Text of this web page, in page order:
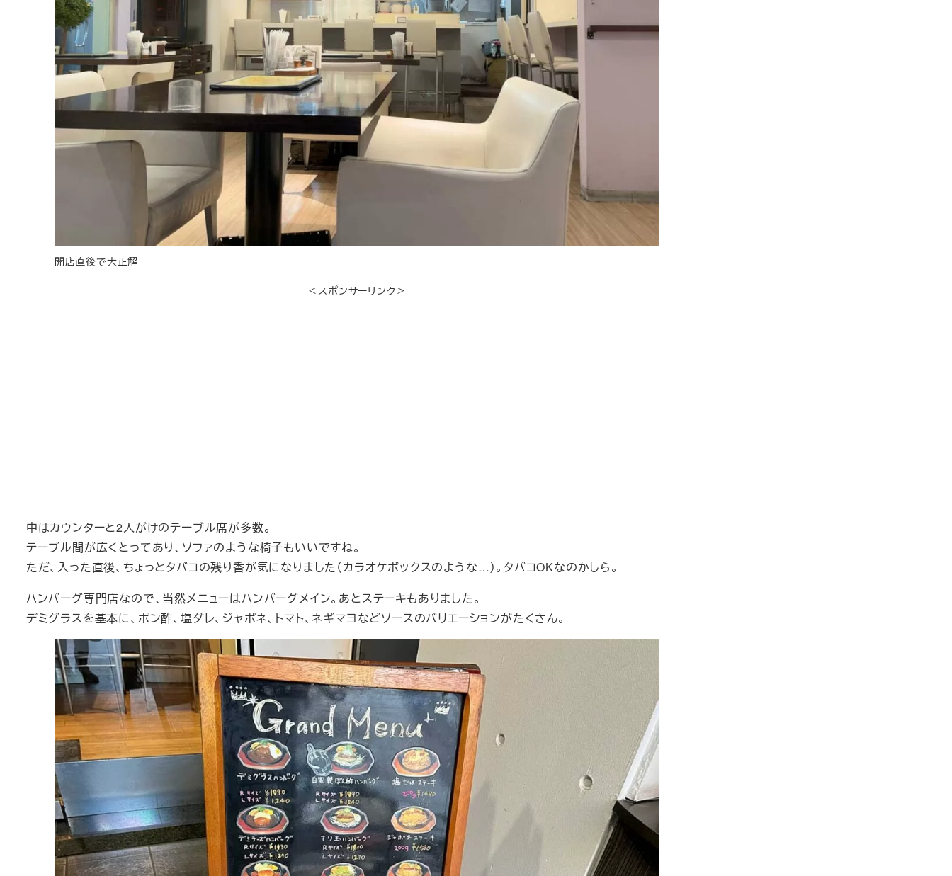
開店直後で大正解
＜スポンサーリンク＞
中はカウンターと2人がけのテーブル席が多数。
テーブル間が広くとってあり、ソファのような椅子もいいですね。
ただ、入った直後、ちょっとタバコの残り香が気になりました（カラオケボックスのような…）。タバコOKなのかしら。
ハンバーグ専門店なので、当然メニューはハンバーグメイン。あとステーキもありました。
デミグラスを基本に、ポン酢、塩ダレ、ジャポネ、トマト、ネギマヨなどソースのバリエーションがたくさん。